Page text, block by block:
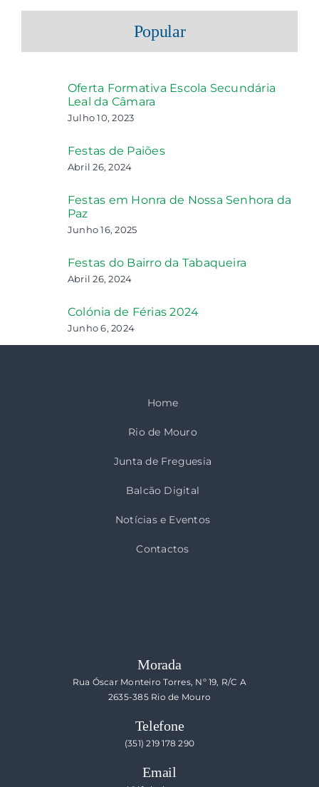
Popular
Oferta Formativa Escola Secundária
Leal da Câmara
Julho 10, 2023
Festas de Paiões
Abril 26, 2024
Festas em Honra de Nossa Senhora da
Paz
Junho 16, 2025
Festas do Bairro da Tabaqueira
Abril 26, 2024
Colónia de Férias 2024
Junho 6, 2024
Home
Rio de Mouro
Junta de Freguesia
Balcão Digital
Notícias e Eventos
Contactos
Morada
Rua Óscar Monteiro Torres, Nº 19, R/C A
2635-385 Rio de Mouro
Telefone
(351) 219 178 290
Email